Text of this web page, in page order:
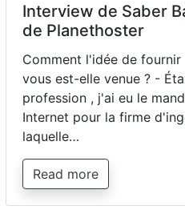
Interview de Saber
de Planethoster
Comment l'idée de
vous est-elle venue ? -
profession , j'ai eu le
Internet pour la firme
laquelle…
Read more